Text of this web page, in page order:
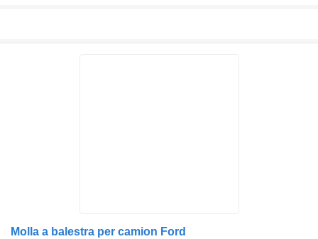
Molla a balestra per camion Ford